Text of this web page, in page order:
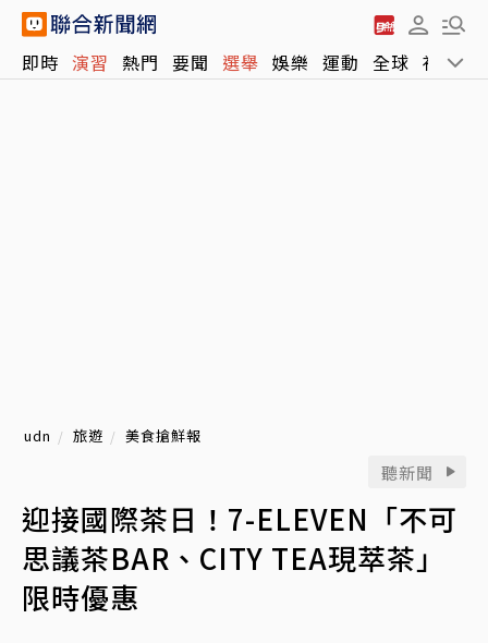
即時 演習 熱門 要聞 選舉 娛樂 運動 全球 社會
udn 旅遊 美食搶鮮報
聽新聞
迎接國際茶日！7-ELEVEN「不可
思議茶BAR、CITY TEA現萃茶」
限時優惠